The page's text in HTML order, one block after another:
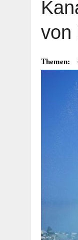
von
Themen: